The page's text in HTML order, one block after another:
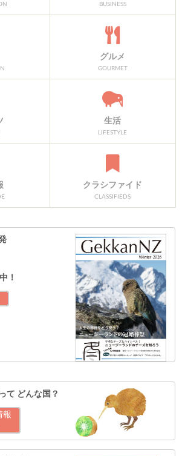
BUSINESS
グルメ
GOURMET
生活
LIFESTYLE
クラシファイド
CLASSIFIEDS
！
て どんな国？
報